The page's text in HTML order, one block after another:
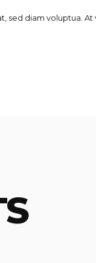
sed diam voluptua.